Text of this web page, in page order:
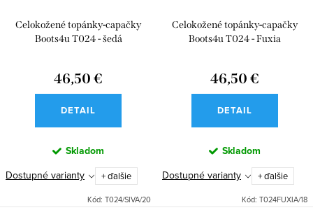
Celokožené topánky-capačky
Boots4u T024 - šedá
46,50 €
DETAIL
Skladom
Dostupné varianty
+ ďalšie
Kód: T024/SIVA/20
Celokožené topánky-capačky
Boots4u T024 - Fuxia
46,50 €
DETAIL
Skladom
Dostupné varianty
+ ďalšie
Kód: T024FUXIA/18